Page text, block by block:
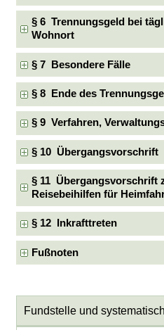
§ 6 Trennungsgeld bei
Wohnort
§ 7 Besondere Fälle
§ 8 Ende des
§ 9 Verfahren,
§ 10 Übergangsvorschrift
§ 11 Übergangsvorschrift
Reisebeihilfen für
§ 12 Inkrafttreten
Fußnoten
Fundstelle und